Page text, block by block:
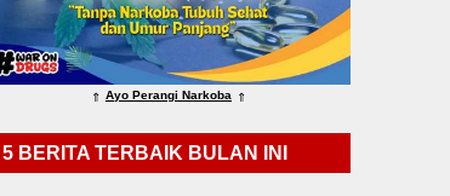
Menang Tipis Atas Aston Villa
⇑ Ayo Perangi Narkoba ⇑
5 BERITA TERBAIK BULAN INI